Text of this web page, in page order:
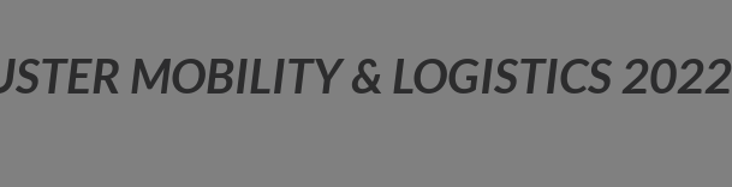
MOBILITY & LOGISTICS 2022